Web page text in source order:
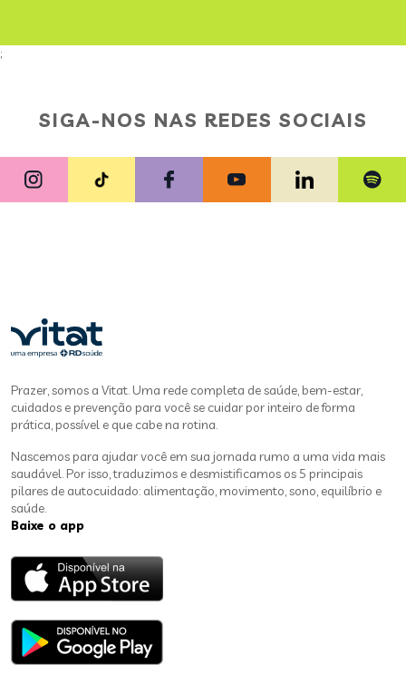
;
SIGA-NOS NAS REDES SOCIAIS
Prazer, somos a Vitat. Uma rede completa de saúde, bem-estar,
cuidados e prevenção para você se cuidar por inteiro de forma
prática, possível e que cabe na rotina.
Nascemos para ajudar você em sua jornada rumo a uma vida mais
saudável. Por isso, traduzimos e desmistificamos os 5 principais
pilares de autocuidado: alimentação, movimento, sono, equilíbrio e
saúde.
Baixe o app